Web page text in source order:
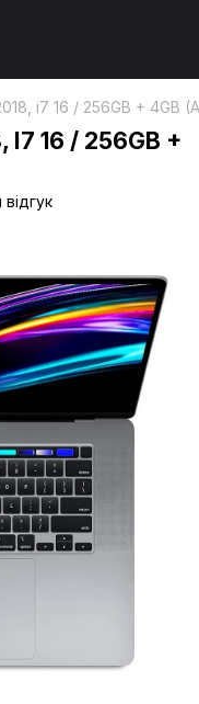
i7 16 / 256GB + 4GB
I7 16 / 256GB +